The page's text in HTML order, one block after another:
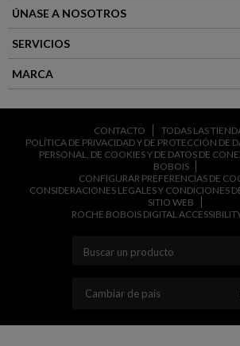
ÚNASE A NOSOTROS
SERVICIOS
MARCA
CONTACTO
TODAS LAS
POLÍTICA DE PRIVACIDAD Y DE PROTECCIÓN DE
PERSONAL, DE COOKIES Y DE DATOS DE
BOBOIS
CONFIGURAR PREFERENCIAS DE
CONSIDERACIONES LEGALES Y CONDICIONES
SITIO WEB
ROCHE BOBOIS DIGITAL
Cambiar de país